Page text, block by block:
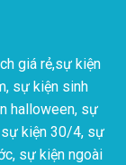
giá rẻ,sự kiện
sự kiện sinh
halloween, sự
kiện 30/4, sự
sự kiện ngoài